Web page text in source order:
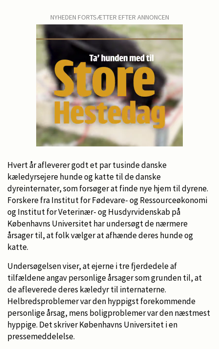
NYHEDEN FORTSÆTTER EFTER ANNONCEN
Hvert år afleverer godt et par tusinde danske
kæledyrsejere hunde og katte til de danske
dyreinternater, som forsøger at finde nye hjem til dyrene.
Forskere fra Institut for Fødevare- og Ressourceøkonomi
og Institut for Veterinær- og Husdyrvidenskab på
Københavns Universitet har undersøgt de nærmere
årsager til, at folk vælger at afhænde deres hunde og
katte.
Undersøgelsen viser, at ejerne i tre fjerdedele af
tilfældene angav personlige årsager som grunden til, at
de afleverede deres kæledyr til internaterne.
Helbredsproblemer var den hyppigst forekommende
personlige årsag, mens boligproblemer var den næstmest
hyppige. Det skriver Københavns Universitet i en
pressemeddelelse.